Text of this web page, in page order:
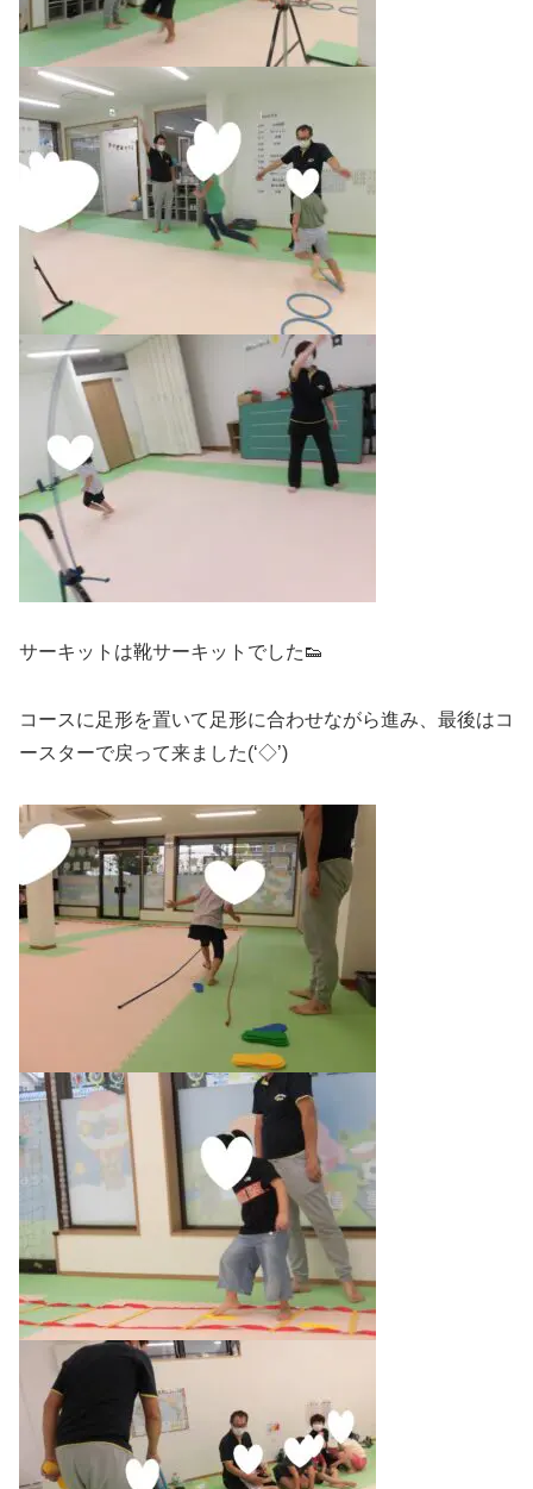
サーキットは靴サーキットでした👟
コースに足形を置いて足形に合わせながら進み、最後はコ
ースターで戻って来ました(‘◇’)ゞ